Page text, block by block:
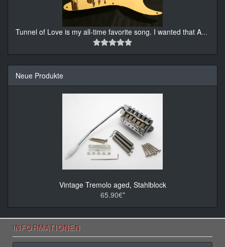
Tunnel of Love is my all-time favorite song. I wanted that A...
Neue Produkte
Vintage Tremolo aged, Stahlblock
65.90€*
INFORMATIONEN